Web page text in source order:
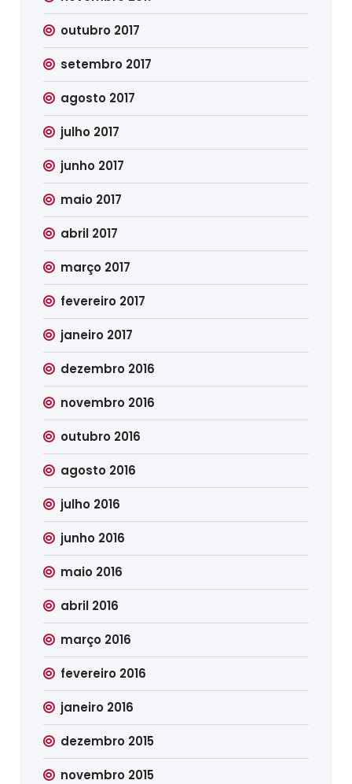
outubro 2017
setembro 2017
agosto 2017
julho 2017
junho 2017
maio 2017
abril 2017
março 2017
fevereiro 2017
janeiro 2017
dezembro 2016
novembro 2016
outubro 2016
agosto 2016
julho 2016
junho 2016
maio 2016
abril 2016
março 2016
fevereiro 2016
janeiro 2016
dezembro 2015
novembro 2015